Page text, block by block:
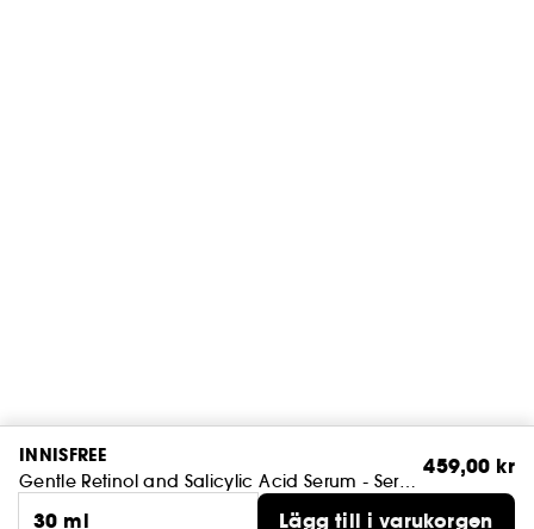
INNISFREE
Gentle Retinol and Salicylic Acid Serum - Serum mot orenheter
459,00 kr
30 ml
Lägg till i varukorgen